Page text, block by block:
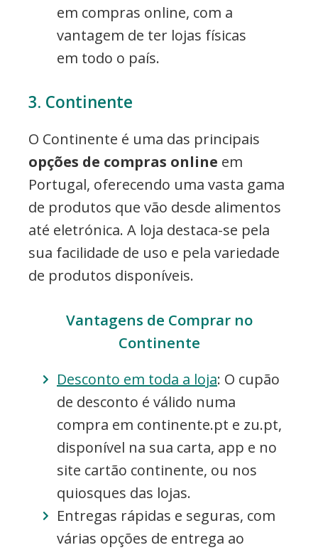
em compras online, com a
vantagem de ter lojas físicas
em todo o país.
3. Continente
O Continente é uma das principais
opções de compras online em
Portugal, oferecendo uma vasta gama
de produtos que vão desde alimentos
até eletrónica. A loja destaca-se pela
sua facilidade de uso e pela variedade
de produtos disponíveis.
Vantagens de Comprar no
Continente
Desconto em toda a loja: O cupão
de desconto é válido numa
compra em continente.pt e zu.pt,
disponível na sua carta, app e no
site cartão continente, ou nos
quiosques das lojas.
Entregas rápidas e seguras, com
várias opções de entrega ao